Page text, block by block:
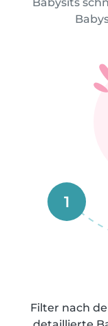
1
Filter nach